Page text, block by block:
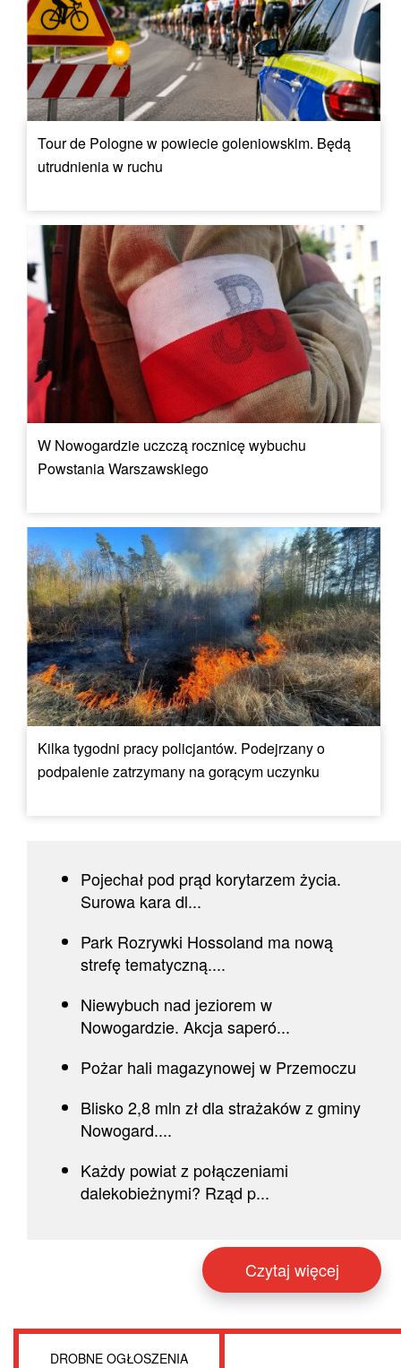
Tour de Pologne w powiecie goleniowskim. Będą
utrudnienia w ruchu
W Nowogardzie uczczą rocznicę wybuchu
Powstania Warszawskiego
Kilka tygodni pracy policjantów. Podejrzany o
podpalenie zatrzymany na gorącym uczynku
Pojechał pod prąd korytarzem życia.
Surowa kara dl...
Park Rozrywki Hossoland ma nową
strefę tematyczną....
Niewybuch nad jeziorem w
Nowogardzie. Akcja saperó...
Pożar hali magazynowej w Przemoczu
Blisko 2,8 mln zł dla strażaków z gminy
Nowogard....
Każdy powiat z połączeniami
dalekobieżnymi? Rząd p...
Czytaj więcej
DROBNE OGŁOSZENIA